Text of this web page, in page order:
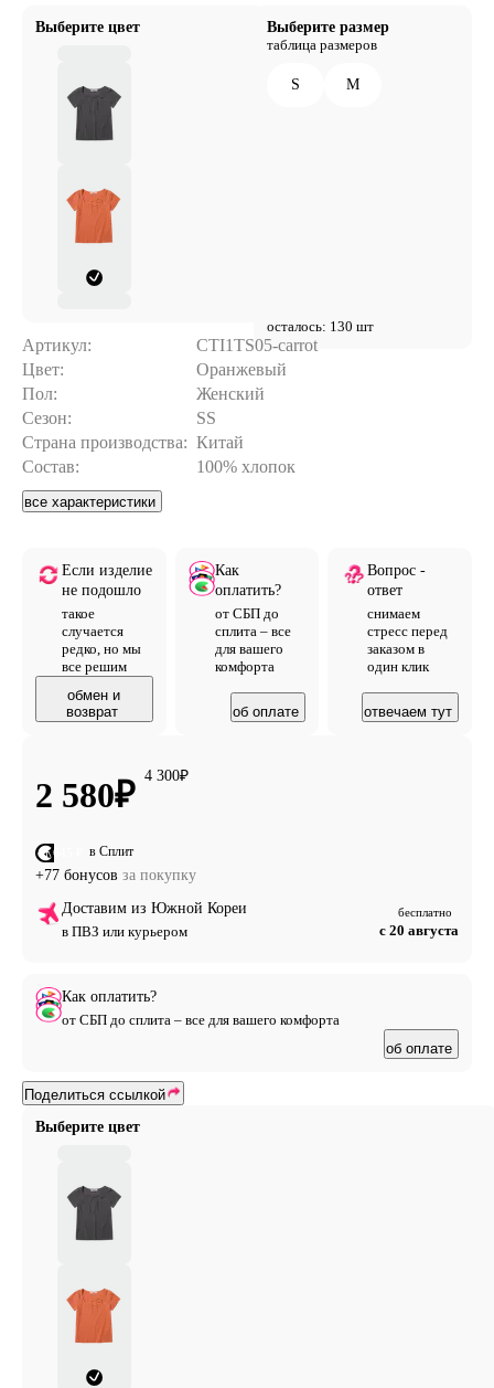
Выберите цвет
Выберите размер
таблица размеров
S M
осталось: 130 шт
Артикул:
CTI1TS05-carrot
Цвет:
Оранжевый
Пол:
Женский
Сезон:
SS
Страна производства: Китай
Состав:
100% хлопок
все характеристики
Если изделие
не подошло
такое
случается
редко, но мы
все решим
обмен и
возврат
Как
оплатить?
от СБП до
сплита – все
для вашего
комфорта
об оплате
Вопрос -
ответ
снимаем
стресс перед
заказом в
один клик
отвечаем тут
Выберите цвет
2 580₽
4 300₽
от 645 ₽ в Сплит
+77 бонусов за покупку
Доставим из Южной Кореи
в ПВЗ или курьером
бесплатно
с 20 августа
Как оплатить?
от СБП до сплита – все для вашего комфорта
об оплате
Поделиться ссылкой